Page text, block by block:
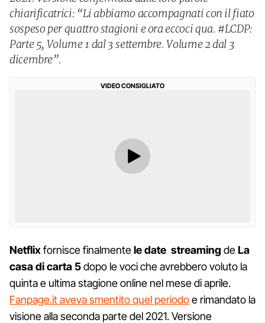
chiarificatrici: “Li abbiamo accompagnati con il fiato
sospeso per quattro stagioni e ora eccoci qua. #LCDP:
Parte 5, Volume 1 dal 3 settembre. Volume 2 dal 3
dicembre”.
VIDEO CONSIGLIATO
Netflixfornisce finalmentele date streaming deLa
casa di carta 5dopo le voci che avrebbero voluto la
quinta e ultima stagione online nel mese di aprile.
Fanpage.it aveva smentito quel periodoe rimandato la
visione alla seconda parte del 2021. Versione